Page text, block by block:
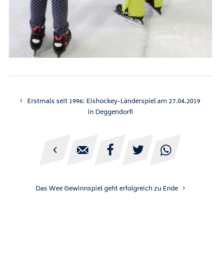
Erstmals seit 1996: Eishockey-Länderspiel am 27.04.2019
in Deggendorf!
    
Das Wee Gewinnspiel geht erfolgreich zu Ende